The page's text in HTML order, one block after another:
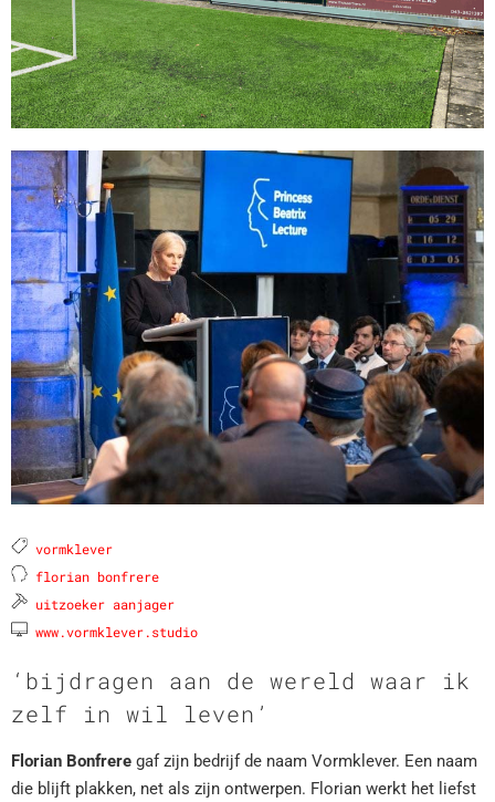
vormklever
florian bonfrere
uitzoeker aanjager
www.vormklever.studio
‘bijdragen aan de wereld waar ik
zelf in wil leven’
Florian Bonfrere gaf zijn bedrijf de naam Vormklever. Een naam
die blijft plakken, net als zijn ontwerpen. Florian werkt het liefst